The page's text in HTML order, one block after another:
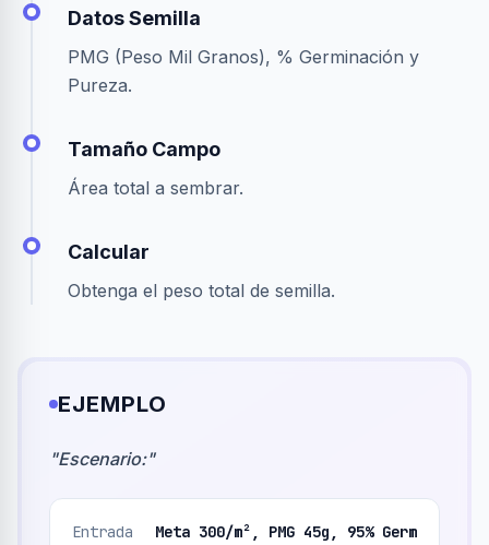
Datos Semilla
PMG (Peso Mil Granos), % Germinación y
Pureza.
Tamaño Campo
Área total a sembrar.
Calcular
Obtenga el peso total de semilla.
EJEMPLO
"Escenario:"
Entrada Meta 300/m², PMG 45g, 95% Germ